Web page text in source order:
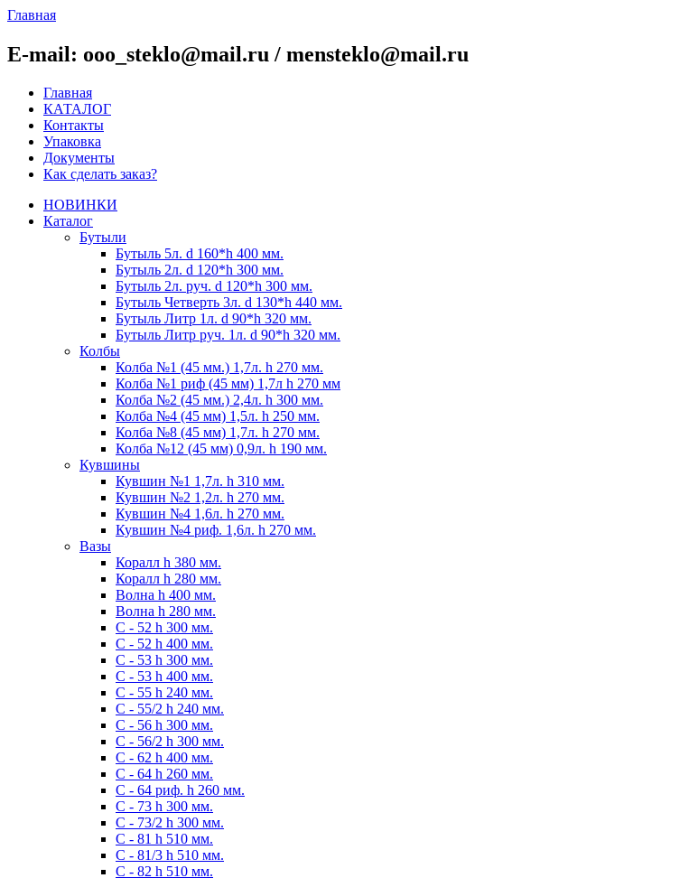
Главная
E-mail: ooo_steklo@mail.ru / mensteklo@mail.ru
Главная
КАТАЛОГ
Контакты
Упаковка
Документы
Как сделать заказ?
НОВИНКИ
Каталог
Бутыли
Бутыль 5л. d 160*h 400 мм.
Бутыль 2л. d 120*h 300 мм.
Бутыль 2л. руч. d 120*h 300 мм.
Бутыль Четверть 3л. d 130*h 440 мм.
Бутыль Литр 1л. d 90*h 320 мм.
Бутыль Литр руч. 1л. d 90*h 320 мм.
Колбы
Колба №1 (45 мм.) 1,7л. h 270 мм.
Колба №1 риф (45 мм) 1,7л h 270 мм
Колба №2 (45 мм.) 2,4л. h 300 мм.
Колба №4 (45 мм) 1,5л. h 250 мм.
Колба №8 (45 мм) 1,7л. h 270 мм.
Колба №12 (45 мм) 0,9л. h 190 мм.
Кувшины
Кувшин №1 1,7л. h 310 мм.
Кувшин №2 1,2л. h 270 мм.
Кувшин №4 1,6л. h 270 мм.
Кувшин №4 риф. 1,6л. h 270 мм.
Вазы
Коралл h 380 мм.
Коралл h 280 мм.
Волна h 400 мм.
Волна h 280 мм.
C - 52 h 300 мм.
C - 52 h 400 мм.
С - 53 h 300 мм.
С - 53 h 400 мм.
С - 55 h 240 мм.
С - 55/2 h 240 мм.
С - 56 h 300 мм.
С - 56/2 h 300 мм.
С - 62 h 400 мм.
С - 64 h 260 мм.
С - 64 риф. h 260 мм.
С - 73 h 300 мм.
С - 73/2 h 300 мм.
С - 81 h 510 мм.
С - 81/3 h 510 мм.
С - 82 h 510 мм.